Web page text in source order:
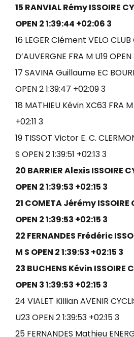
15 RANVIAL Rémy ISSOIRE
OPEN 2 1:39:44 +02:06 3
16 LEGER Clément VELO
D’AUVERGNE FRA M U19
17 SAVINA Guillaume EC
OPEN 2 1:39:47 +02:09 3
18 MATHIEU Kévin XC63 FRA
+02:11 3
19 TISSOT Victor E. C.
S OPEN 2 1:39:51 +02:13 3
20 BARRIER Alexis ISSOIRE
OPEN 2 1:39:53 +02:15 3
21 COMETA Jérémy ISSOIRE
OPEN 2 1:39:53 +02:15 3
22 FERNANDES Frédéric
M S OPEN 2 1:39:53 +02:15 3
23 BUCHENS Kévin ISSOIRE
OPEN 3 1:39:53 +02:15 3
24 VIALET Killian AVENIR
U23 OPEN 2 1:39:53 +02:15 3
25 FERNANDES Mathieu